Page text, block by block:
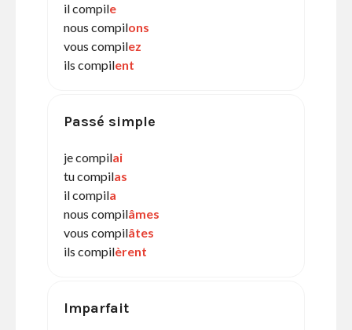
il compile
nous compilons
vous compilez
ils compilent
Passé simple
je compilai
tu compilas
il compila
nous compilâmes
vous compilâtes
ils compilèrent
Imparfait